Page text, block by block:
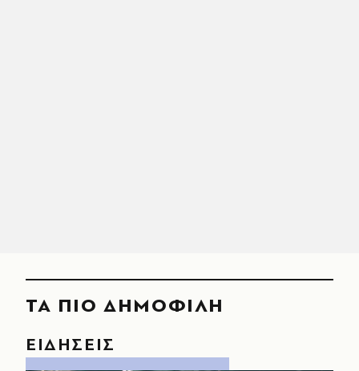
ΤΑ ΠΙΟ ΔΗΜΟΦΙΛΗ
ΕΙΔΗΣΕΙΣ